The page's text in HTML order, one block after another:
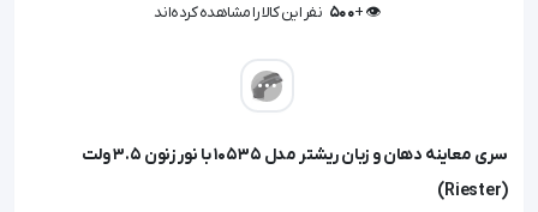
👁️ +
500 نفر این کالا را مشاهده کرده‌اند
سری معاینه دهان و زبان ریشتر مدل 10535 با نور زنون 3.5 ولت
(Riester)